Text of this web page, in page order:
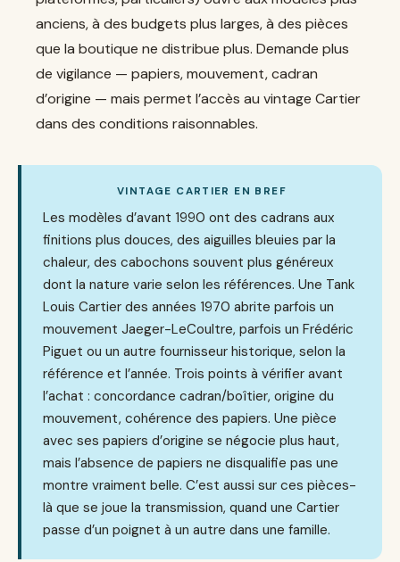
anciens, à des budgets plus larges, à des pièces
que la boutique ne distribue plus. Demande plus
de vigilance — papiers, mouvement, cadran
d’origine — mais permet l’accès au vintage Cartier
dans des conditions raisonnables.
VINTAGE CARTIER EN BREF
Les modèles d’avant 1990 ont des cadrans aux
finitions plus douces, des aiguilles bleuies par la
chaleur, des cabochons souvent plus généreux
dont la nature varie selon les références. Une Tank
Louis Cartier des années 1970 abrite parfois un
mouvement Jaeger-LeCoultre, parfois un Frédéric
Piguet ou un autre fournisseur historique, selon la
référence et l’année. Trois points à vérifier avant
l’achat : concordance cadran/boîtier, origine du
mouvement, cohérence des papiers. Une pièce
avec ses papiers d’origine se négocie plus haut,
mais l’absence de papiers ne disqualifie pas une
montre vraiment belle. C’est aussi sur ces pièces-
là que se joue la transmission, quand une Cartier
passe d’un poignet à un autre dans une famille.